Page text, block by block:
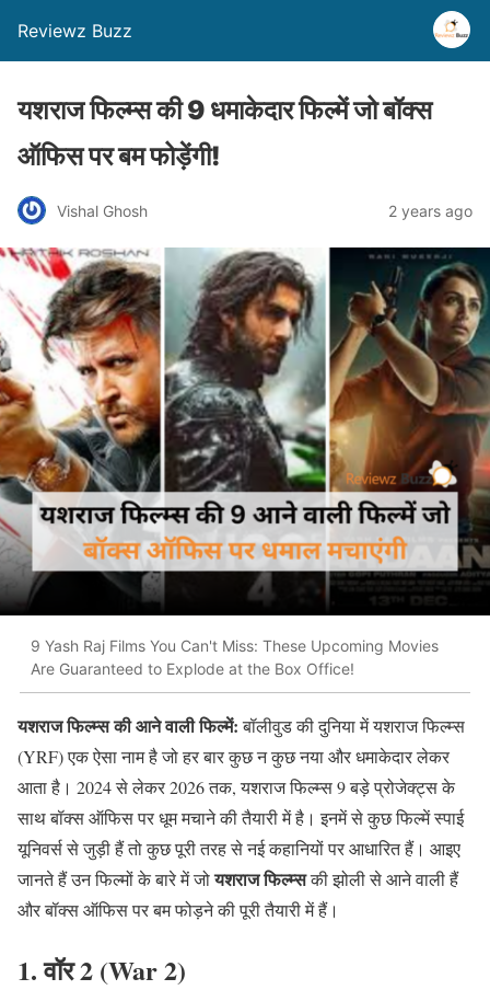
Reviewz Buzz
यशराज फिल्म्स की 9 धमाकेदार फिल्में जो बॉक्स
ऑफिस पर बम फोड़ेंगी!
Vishal Ghosh 2 years ago
9 Yash Raj Films You Can't Miss: These Upcoming Movies
Are Guaranteed to Explode at the Box Office!
यशराज फिल्म्स की आने वाली फिल्में:बॉलीवुड की दुनिया में यशराज फिल्म्स
(YRF) एक ऐसा नाम है जो हर बार कुछ न कुछ नया और धमाकेदार लेकर
आता है। 2024 से लेकर 2026 तक, यशराज फिल्म्स 9 बड़े प्रोजेक्ट्स के
साथ बॉक्स ऑफिस पर धूम मचाने की तैयारी में है। इनमें से कुछ फिल्में स्पाई
यूनिवर्स से जुड़ी हैं तो कुछ पूरी तरह से नई कहानियों पर आधारित हैं। आइए
जानते हैं उन फिल्मों के बारे में जोयशराज फिल्म्सकी झोली से आने वाली हैं
और बॉक्स ऑफिस पर बम फोड़ने की पूरी तैयारी में हैं।
1. वॉर 2 (War 2)